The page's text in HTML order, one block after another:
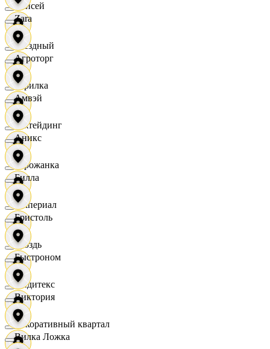
Елисей
Звездный
Горилка
Ижтейдинг
Горожанка
Империал
Гроздь
Индитекс
Декоративный квартал
Zara
Агроторг
Амвэй
Аникс
Билла
Бристоль
Быстроном
Виктория
Вилка Ложка